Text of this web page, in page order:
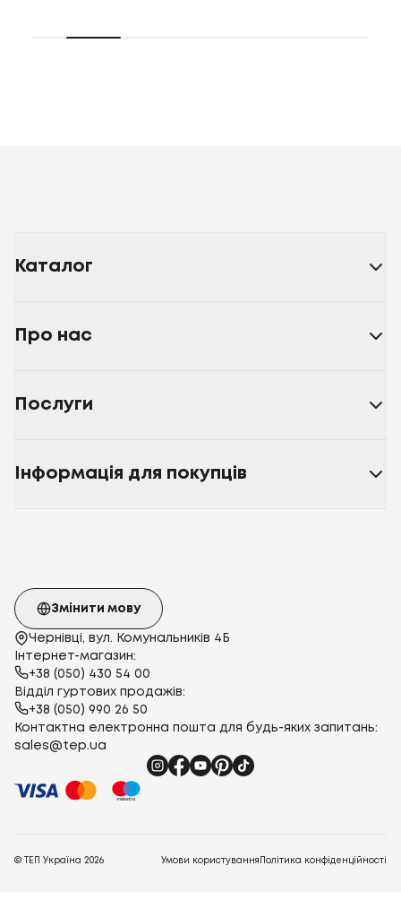
Каталог
Про нас
Послуги
Інформація для покупців
Чернівці, вул. Комунальників 4Б
Інтернет-магазин:
+38 (050) 430 54 00
Відділ гуртових продажів:
+38 (050) 990 26 50
Контактна електронна пошта для будь-яких запитань:
sales@tep.ua
Змінити мову
© ТЕП Україна 2026 Умови користування Політика конфіденційності